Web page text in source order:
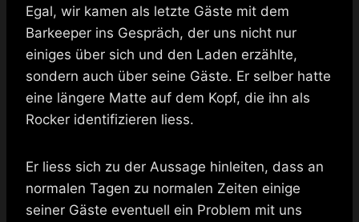
Egal, wir kamen als letzte Gäste mit dem
Barkeeper ins Gespräch, der uns nicht nur
einiges über sich und den Laden erzählte,
sondern auch über seine Gäste. Er selber hatte
eine längere Matte auf dem Kopf, die ihn als
Rocker identifizieren liess.
Er liess sich zu der Aussage hinleiten, dass an
normalen Tagen zu normalen Zeiten einige
seiner Gäste eventuell ein Problem mit uns